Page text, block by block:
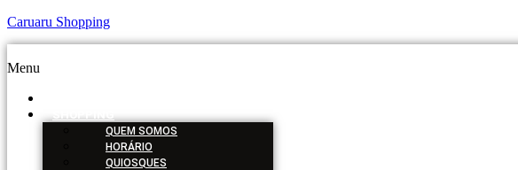
Caruaru Shopping
Menu
SHOPPING
QUEM SOMOS
HORÁRIO
QUIOSQUES